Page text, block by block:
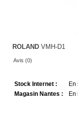
ROLAND VMH-D1
Avis (0)
Stock Internet :
En
Magasin Nantes :
En